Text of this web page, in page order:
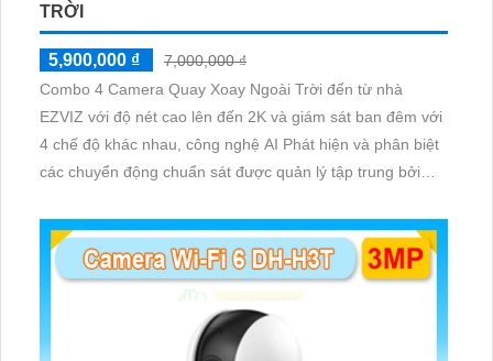
TRỜI
5,900,000 ₫
7,000,000 ₫
Combo 4 Camera Quay Xoay Ngoài Trời đến từ nhà
EZVIZ với độ nét cao lên đến 2K và giám sát ban đêm với
4 chế độ khác nhau, công nghệ AI Phát hiện và phân biệt
các chuyển động chuẩn sát được quản lý tập trung bởi